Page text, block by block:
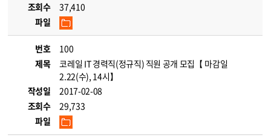
조회수
37,410
파일
번호
100
제목
코레일 IT 경력직(정규직) 직원 공개 모집【 마감일
2.22(수), 14시】
작성일
2017-02-08
조회수
29,733
파일